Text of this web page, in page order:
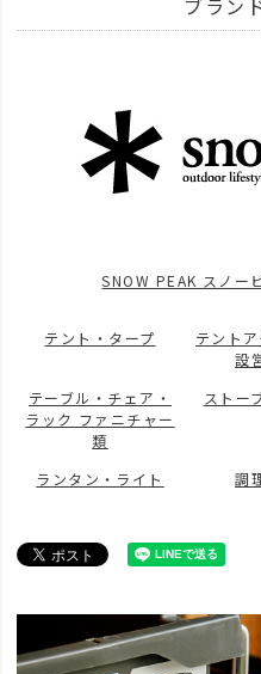
アウトドア・キャンプ用品
アウトドア・キャンプ用品
ブラン
SNOW PEAK スノー
テント・タープ
テント
設
テーブル・チェア・
ラック ファニチャー
類
ストー
ランタン・ライト 調